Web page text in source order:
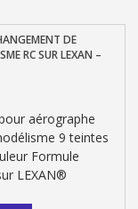
250€ d'achats
bons d'achat
commande
Métropolitaine
DE
RC SUR LEXAN –
aérographe
9 teintes
Formule
LEXAN®